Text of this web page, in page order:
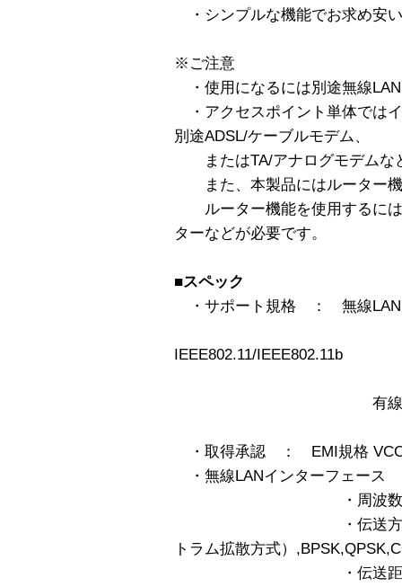
・シンプルな機能でお求め安
※ご注意
・使用になるには別途無線
・アクセスポイント単体では
別途ADSL/ケーブルモデム、
またはTA/アナログモデムな
また、本製品にはルーター機
ルーター機能を使用するには
ターなどが必要です。
■スペック
・サポート規格 ： 無線LAN
IEEE802.11/IEEE802.11b
有線LANイン
・取得承認 ： EMI規格
・無線LANインターフェース
・周波数帯域
・伝送方式 DS-SS
トラム拡散方式）
・伝送距離 屋内